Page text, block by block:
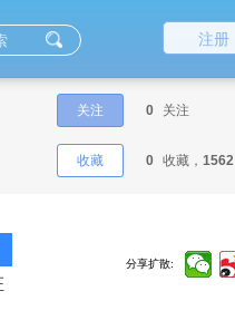
注册
关注 0 关注
收藏 0 收藏， 1562
分享扩散: